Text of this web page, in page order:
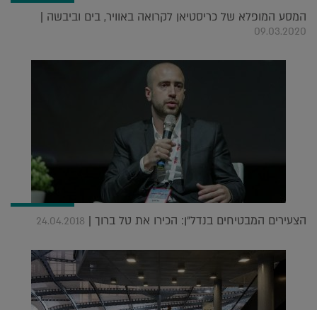
המסע המופלא של כריסטיאן לקרואה באוויר, בים וביבשה |
09.03.2020
הצעירים המבטיחים בנדל"ן: הכירו את טל ברוך | 24.04.2018